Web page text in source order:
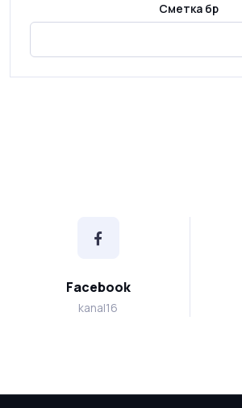
Сметка бр
Facebook
kanal16